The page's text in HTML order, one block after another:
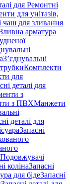
для Ремонтні
для унітазів,
чаш для зливання
арматура
З’єднувальні
Комплекти
для
деталі для
з
з ПВХМанжети
деталі для
Запасні
Подовжувачі
колінаЗапасні
для бідеЗапасні